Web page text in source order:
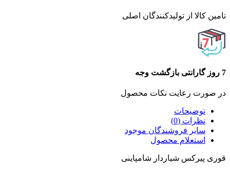
تامین کالا از تولیدکنندگان اصلی
7 روز گارانتی بازگشت وجه
در صورت رعایت نکات محصول
توضیحات
نظرات (0)
سایر فروشندگان موجود
استعلام محصول
قوری پیرکس شیاردار شامپاینی